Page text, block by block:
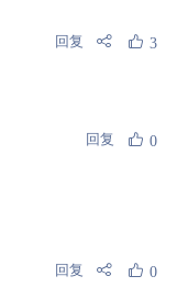
回复 3
回复 0
回复 0